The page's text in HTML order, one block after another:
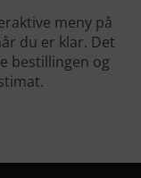
meny på
du er klar. Det
bestillingen og